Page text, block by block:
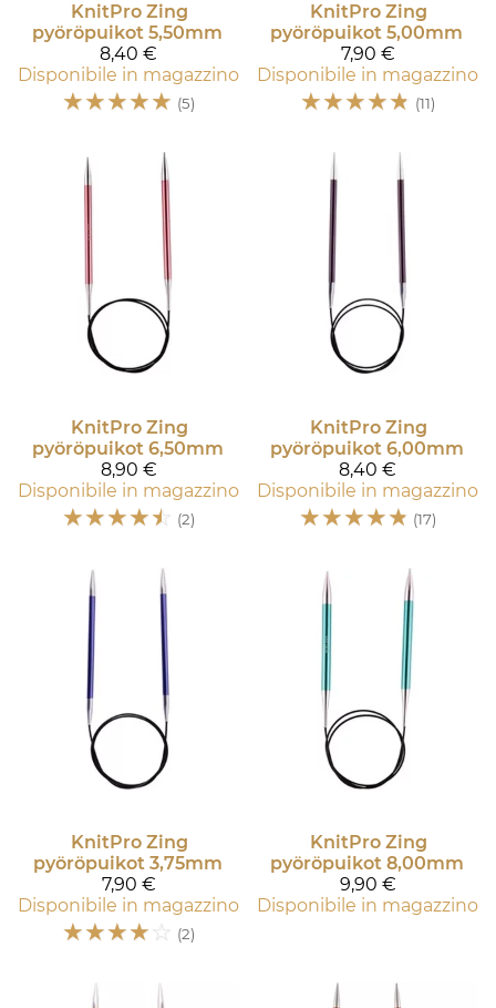
KnitPro Zing
pyöröpuikot 5,50mm
8,40 €
Disponibile in magazzino
☆☆☆☆☆ (5)
KnitPro Zing
pyöröpuikot 5,00mm
7,90 €
Disponibile in magazzino
☆☆☆☆☆ (11)
KnitPro Zing
pyöröpuikot 6,50mm
8,90 €
Disponibile in magazzino
☆☆☆☆☆ (2)
KnitPro Zing
pyöröpuikot 6,00mm
8,40 €
Disponibile in magazzino
☆☆☆☆☆ (17)
KnitPro Zing
pyöröpuikot 3,75mm
7,90 €
Disponibile in magazzino
☆☆☆☆☆ (2)
KnitPro Zing
pyöröpuikot 8,00mm
9,90 €
Disponibile in magazzino